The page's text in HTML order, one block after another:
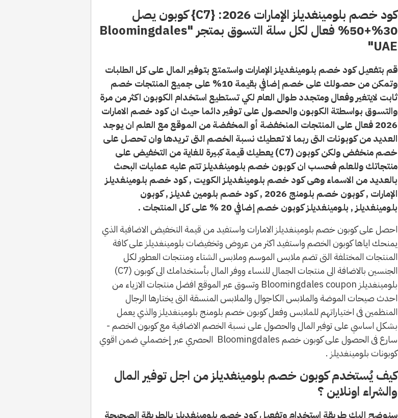
كود خصم بلومينغديلز الإمارات 2026: {C7} كوبون يصل
30%+50% فعال لكل سلة التسوق بمتجر "Bloomingdales
UAE"
قم بتفعيل كود خصم بلومينغديلز الإمارات واستمتع بتوفير المال على كل الطلبات
وتمكن من حصولك على خصم إضافي بقيمة 10% على جميع المنتجات خصم
ثابت لايتغير وفعال ومتجدد طوال العام لكي تستطيع استخدام الكوبون اكثر من مرة
والتسوق بواسطتة الكوبون والحصول على توفير دائما حيث ان كود خصم الامارات
2026 فعال على المنتجات المنخفضة أو المخفضة من الموقع مع العلم ان يوجد
العديد من كوبونات التى ربما لا تعطيك نسبة الخصم التى تريدها وان تحصل على
خصم منخفض ولكن كوبون (C7) يعطيك قيمة كبيرة للغاية من التخفيض على
منتجاتك وللعلم فحسب ان كوبون خصم بلومينغديلز تتم عليه عمليات البحث
بالعديد من الاسماء وهى كود خصم بلومينغديلز الكويت , كود خصم بلومينغديلز
الإمارات , كوبون خصم بلومنج 2026 , كود خصم بلومين غديلز , كوبون
بلومينغديلز , بلومينغديلز كوبون خصم إضافي 20 % على كل المنتجات .
احصل على كوبون خصم بلومينغديلز الامارات واستفيد من قيمة التخفيض الاضافية الذي
يمنحك اياها كوبون الخصم واستفيد اكثر من عروض وتخفيضات بلومينغديلز على كافة
المنتجات المختلفة التى تضم ملابس الموسم وملابس الشتاء ومنتجات العطور لكل
الجنسين بالاضافة الى منتجات الجمال للنساء ووفر المال بأستخدامك الى كوبون (C7)
بلومينغديلز Bloomingdales coupon وتسوق عبر الموقع افضل منتجات الازياء من
احدث صيحات الموضة والملابس الكاجوال والملابس المنسقة التى يختارها الرجال
المنظمين فى اختياراتهم للملابس وفعل كوبون خصم بلومنج بلومينغديلز والذي يعمل
بشكل اساسي على توفير المال والحصول على نسبة الخصم الاضافية مع كوبون الخصم -
سارع فى الحصول على كوبون خصم Bloomingdales الحصري عبر إخصملي ضمن اقوي
كوبونات بلومينغديلز .
كيف يُستخدم كوبون خصم بلومينغديلز من اجل توفير المال
والشراء اونلاين ؟
سنوضح إليك طريقة استخدام وتفعيل كود خصم بلومينغديلز بالطريقة الصحيحة